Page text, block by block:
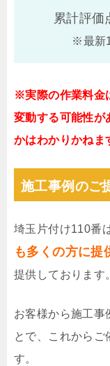
累計評価
※最新
※実際の作業料金
変動する可能性が
かはわかりかねま
施工事例のご
埼玉片付け110番
も多くの方に提
提供しております
お客様から施工事
とで、これからご
す。